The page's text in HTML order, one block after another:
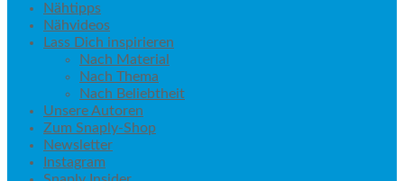
Nähtipps
Nähvideos
Lass Dich inspirieren
Nach Material
Nach Thema
Nach Beliebtheit
Unsere Autoren
Zum Snaply-Shop
Newsletter
Instagram